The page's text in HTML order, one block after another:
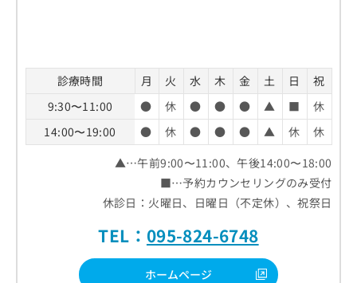
診療時間 月 火 水 木 金 土 日
祝
9:30〜11:00
● 休 ● ● ● ▲ ■
休
14:00〜19:00
● 休 ● ● ● ▲ 休
休
▲…午前9:00〜11:00、午後14:00〜18:00
■…予約カウンセリングのみ受付
休診日：火曜日、日曜日（不定休）、祝祭日
TEL： 095-824-6748
ホームページ